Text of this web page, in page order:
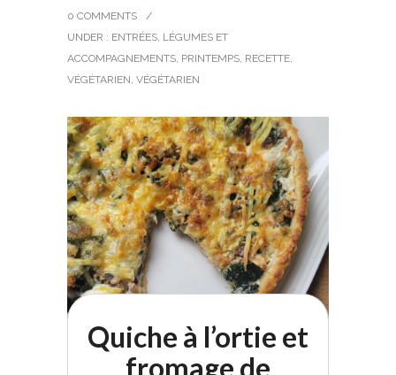
0 COMMENTS
/
UNDER : ENTRÉES, LÉGUMES ET
ACCOMPAGNEMENTS, PRINTEMPS, RECETTE,
VÉGÉTARIEN, VÉGÉTARIEN
Quiche à l’ortie et
fromage de